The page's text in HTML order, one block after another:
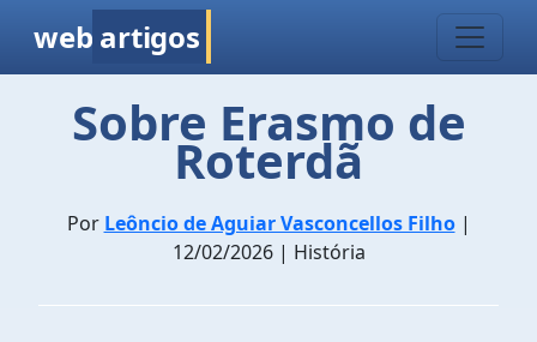
web artigos
Sobre Erasmo de
Roterdã
Por Leôncio de Aguiar Vasconcellos Filho|
12/02/2026 | História